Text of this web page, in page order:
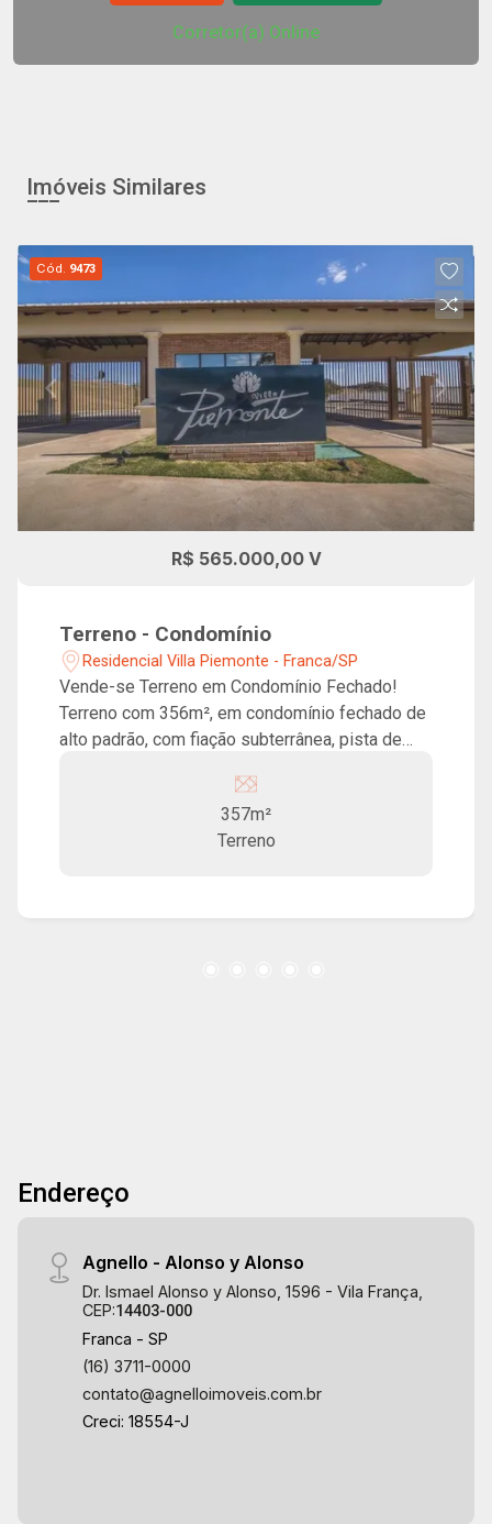
Corretor(a) Online
Imóveis Similares
Cód. 9473
R$ 565.000,00 V
Terreno - Condomínio
Residencial Villa Piemonte - Franca/SP
Vende-se Terreno em Condomínio Fechado!
Terreno com 356m², em condomínio fechado de
alto padrão, com fiação subterrânea, pista de
localização privilegiada.
357m²
Terreno
Endereço
Agnello - Alonso y Alonso
Dr. Ismael Alonso y Alonso, 1596 - Vila França,
CEP:14403-000
Franca - SP
(16) 3711-0000
contato@agnelloimoveis.com.br
Creci: 18554-J